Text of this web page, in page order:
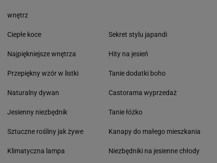
wnętrz
Ciepłe koce
Najpiękniejsze wnętrza
Przepiękny wzór w listki
Naturalny dywan
Jesienny niezbędnik
Sztuczne rośliny jak żywe
Klimatyczna lampa
Sekret stylu japandi
Hity na jesień
Tanie dodatki boho
Castorama wyprzedaż
Tanie łóżko
Kanapy do małego mieszkania
Niezbędniki na jesienne chłody